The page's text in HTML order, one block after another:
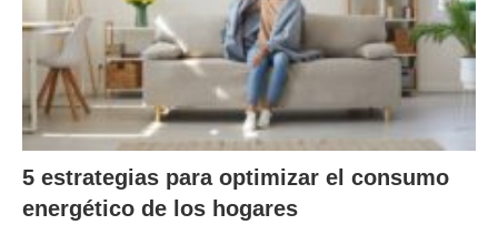
5 estrategias para optimizar el consumo
energético de los hogares